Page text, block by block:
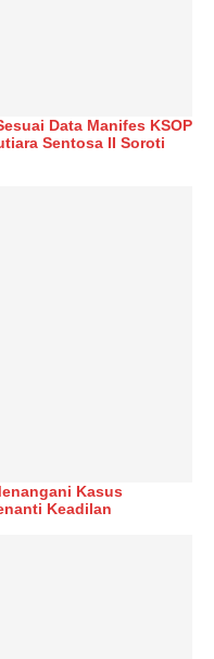
Data Manifes KSOP
Sentosa II Soroti
Kasus
Keadilan